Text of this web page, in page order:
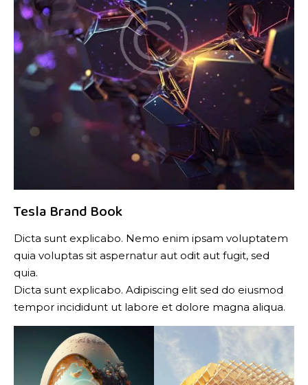
Tesla Brand Book
Dicta sunt explicabo. Nemo enim ipsam voluptatem
quia voluptas sit aspernatur aut odit aut fugit, sed
quia.
Dicta sunt explicabo. Adipiscing elit sed do eiusmod
tempor incididunt ut labore et dolore magna aliqua.